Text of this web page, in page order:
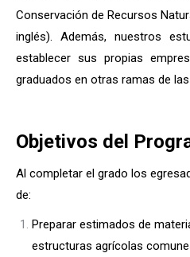
Conservación de Recursos
inglés). Además, nuestros
establecer sus propias
graduados en otras ramas de
Objetivos del
Al completar el grado los
de:
Preparar estimados de
estructuras agrícolas